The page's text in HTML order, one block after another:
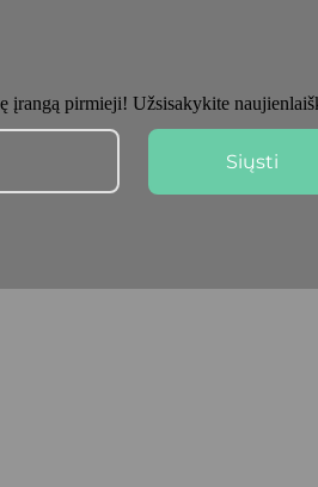
įrangą pirmieji! Užsisakykite
Siųsti